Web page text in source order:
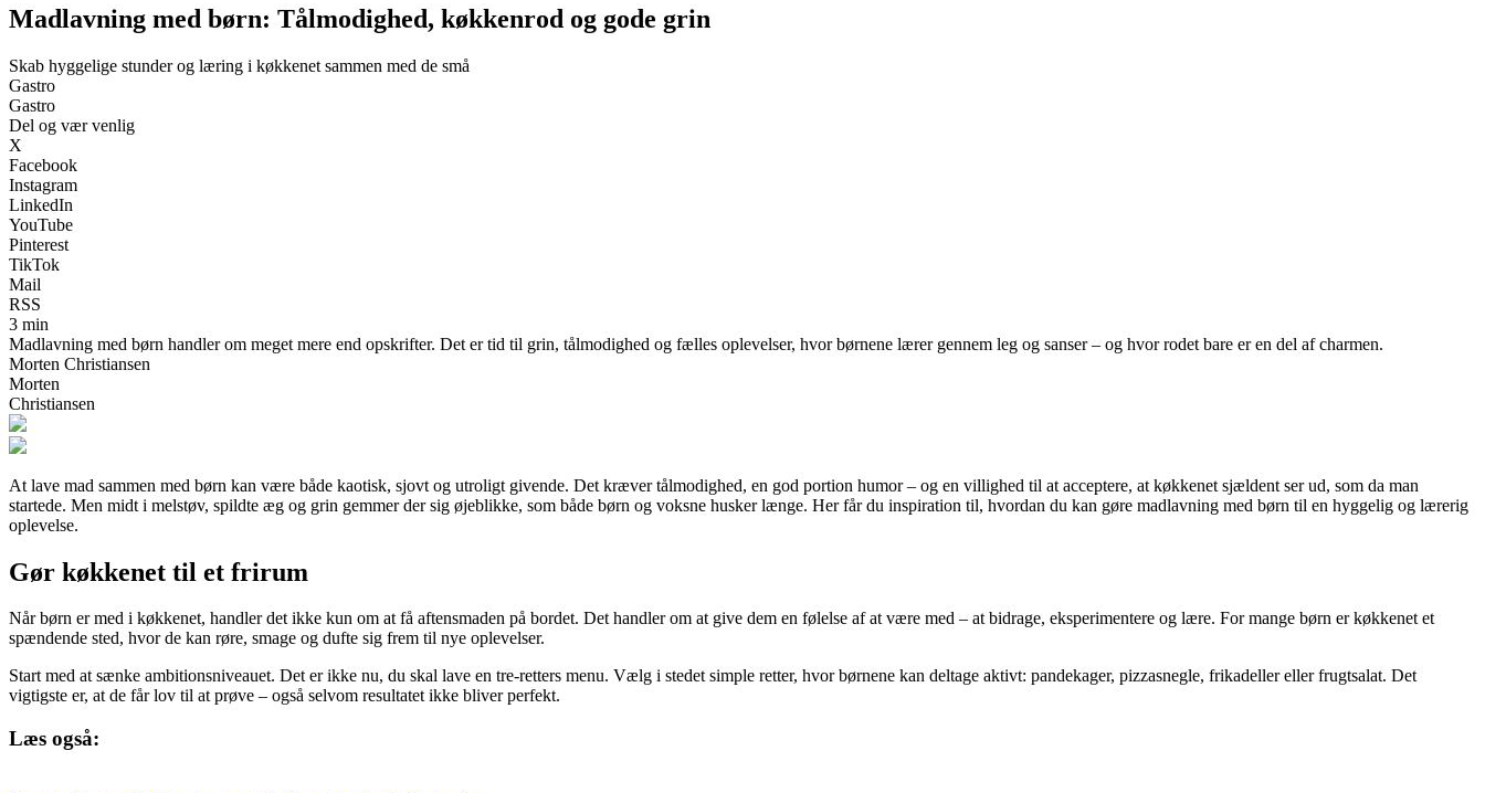
Madlavning med børn: Tålmodighed, køkkenrod og gode grin
Skab hyggelige stunder og læring i køkkenet sammen med de små
Gastro
Gastro
Del og vær venlig
X
Facebook
Instagram
LinkedIn
YouTube
Pinterest
TikTok
Mail
RSS
3 min
Madlavning med børn handler om meget mere end opskrifter. Det er tid til grin, tålmodighed og fælles oplevelser, hvor børnene lærer gennem leg og sanser – og hvor rodet bare er en del af charmen.
Morten Christiansen
Morten
Christiansen
At lave mad sammen med børn kan være både kaotisk, sjovt og utroligt givende. Det kræver tålmodighed, en god portion humor – og en villighed til at acceptere, at køkkenet sjældent ser ud, som da man
startede. Men midt i melstøv, spildte æg og grin gemmer der sig øjeblikke, som både børn og voksne husker længe. Her får du inspiration til, hvordan du kan gøre madlavning med børn til en hyggelig og lærerig
oplevelse.
Gør køkkenet til et frirum
Når børn er med i køkkenet, handler det ikke kun om at få aftensmaden på bordet. Det handler om at give dem en følelse af at være med – at bidrage, eksperimentere og lære. For mange børn er køkkenet et
spændende sted, hvor de kan røre, smage og dufte sig frem til nye oplevelser.
Start med at sænke ambitionsniveauet. Det er ikke nu, du skal lave en tre-retters menu. Vælg i stedet simple retter, hvor børnene kan deltage aktivt: pandekager, pizzasnegle, frikadeller eller frugtsalat. Det
vigtigste er, at de får lov til at prøve – også selvom resultatet ikke bliver perfekt.
Læs også: